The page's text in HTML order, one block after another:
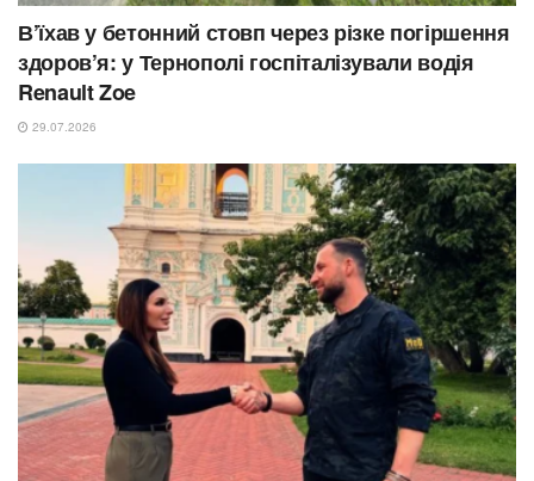
В’їхав у бетонний стовп через різке погіршення
здоров’я: у Тернополі госпіталізували водія
Renault Zoe
29.07.2026